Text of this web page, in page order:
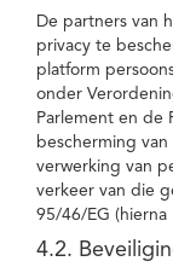
De partners van
privacy te
platform
onder
Parlement en de
bescherming
verwerking van
verkeer van die
95/46/EG (hierna
4.2.